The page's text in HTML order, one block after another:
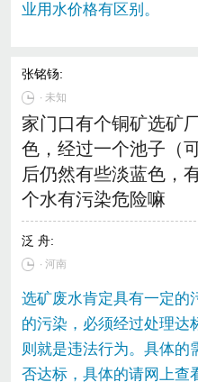
业用水价格有区别。
张铭钖:
∙ 未知
家门口有个铜矿选矿
色，经过一个池子（
后仍然有些淡蓝色，
个水有污染危险嘛
泛 舟:
∙ 河南
选矿废水肯定具有一定的
的污染，必须经过处理达
则就是违法行为。具体的
否达标，具体的请网上查